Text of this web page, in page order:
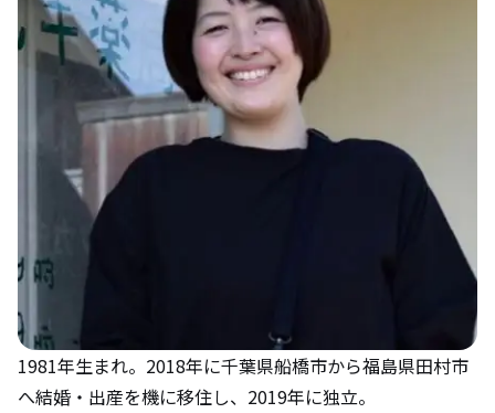
1981年生まれ。2018年に千葉県船橋市から福島県田村市
へ結婚・出産を機に移住し、2019年に独立。